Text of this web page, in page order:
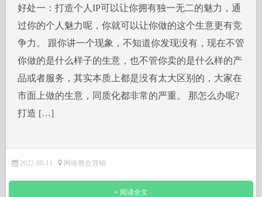
好处一：打造个人IP可以让你拥有独一无二的魅力，通
过你的个人魅力呢，你就可以让你做的这个生意更有竞
争力。 跟你讲一个现象，不知道你发现没有，现在不管
你做的是什么样子的生意，也不管你卖的是什么样的产
品或者服务，其实本质上都是没有太大区别的，大家在
市面上做的生意，同质化都非常的严重。 那怎么办呢?
打造 […]
2022-08-11 网络整合营销
+ 阅读全文